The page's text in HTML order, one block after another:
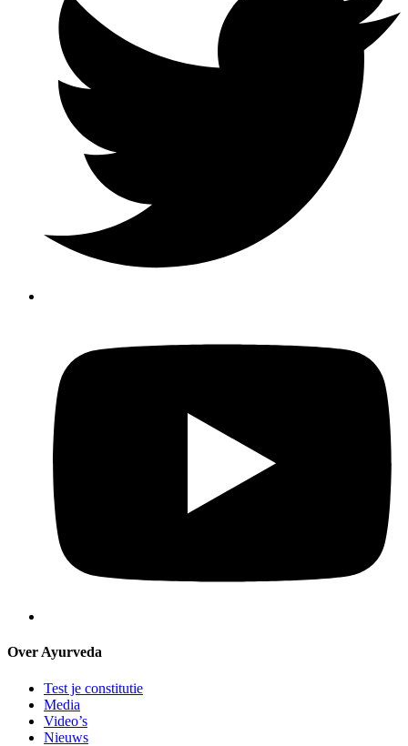
Over Ayurveda
Test je constitutie
Media
Video’s
Nieuws